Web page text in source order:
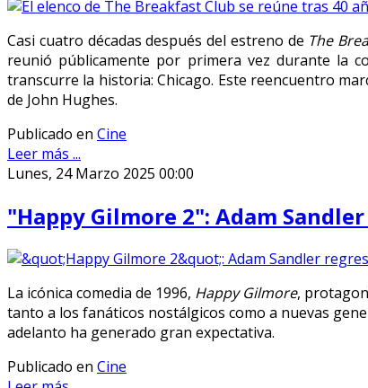
Casi cuatro décadas después del estreno de The
reunió públicamente por primera vez durante la
transcurre la historia: Chicago. Este reencuentro
de John Hughes.
Publicado en Cine
Leer más ...
Lunes, 24 Marzo 2025 00:00
"Happy Gilmore 2": Adam
La icónica comedia de 1996, Happy Gilmore,
tanto a los fanáticos nostálgicos como a nuevas
adelanto ha generado gran expectativa.
Publicado en Cine